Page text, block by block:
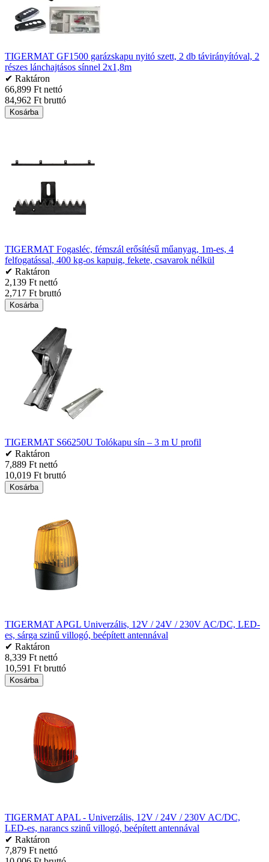
TIGERMAT GF1500 garázskapu nyitó szett, 2 db távirányítóval, 2
részes lánchajtásos sínnel 2x1,8m
✔ Raktáron
66,899 Ft nettó
84,962 Ft bruttó
Kosárba
TIGERMAT Fogasléc, fémszál erősítésű műanyag, 1m-es, 4
felfogatással, 400 kg-os kapuig, fekete, csavarok nélkül
✔ Raktáron
2,139 Ft nettó
2,717 Ft bruttó
Kosárba
TIGERMAT S66250U Tolókapu sín – 3 m U profil
✔ Raktáron
7,889 Ft nettó
10,019 Ft bruttó
Kosárba
TIGERMAT APGL Univerzális, 12V / 24V / 230V AC/DC, LED-
es, sárga szinű villogó, beépített antennával
✔ Raktáron
8,339 Ft nettó
10,591 Ft bruttó
Kosárba
TIGERMAT APAL - Univerzális, 12V / 24V / 230V AC/DC,
LED-es, narancs szinű villogó, beépített antennával
✔ Raktáron
7,879 Ft nettó